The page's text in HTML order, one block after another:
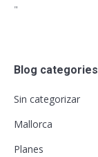
"
Blog categories
Sin categorizar
Mallorca
Planes